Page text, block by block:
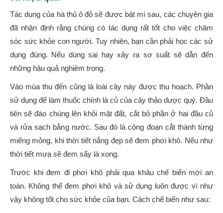
Tác dụng của hà thủ ô đỏ sẽ được bật mí sau, các chuyên gia
đã nhận định rằng chúng có tác dụng rất tốt cho việc chăm
sóc sức khỏe con người. Tuy nhiên, bạn cần phải học các sử
dụng đúng. Nếu dùng sai hay xảy ra sơ suất sẽ dẫn đến
những hậu quả nghiêm trọng.
Vào mùa thu đến cũng là loài cây này được thu hoạch. Phần
sử dụng để làm thuốc chính là củ của cây thảo dược quý. Đầu
tiên sẽ đào chúng lên khỏi mặt đất, cắt bỏ phần ở hai đầu củ
và rửa sạch bằng nước. Sau đó là công đoạn cắt thành từng
miếng mỏng, khi thời tiết nắng đẹp sẽ đem phơi khô. Nếu như
thời tiết mưa sẽ đem sấy là xong.
Trước khi đem đi phơi khô phải qua khâu chế biến mới an
toàn. Không thể đem phơi khô và sử dụng luôn được vì như
vậy không tốt cho sức khỏe của bạn. Cách chế biến như sau: